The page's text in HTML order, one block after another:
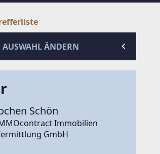
AUSWAHL ÄNDERN
Schön
Immobilien
GmbH